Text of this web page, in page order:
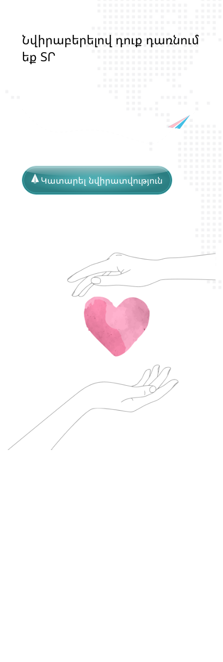
Նվիրաբերելով դոք դառնոմ
եք ՏՐ
Կատարել նվիրատվություն